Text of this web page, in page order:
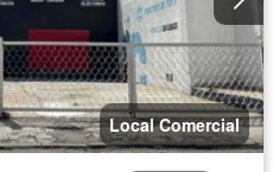
Local Comercial